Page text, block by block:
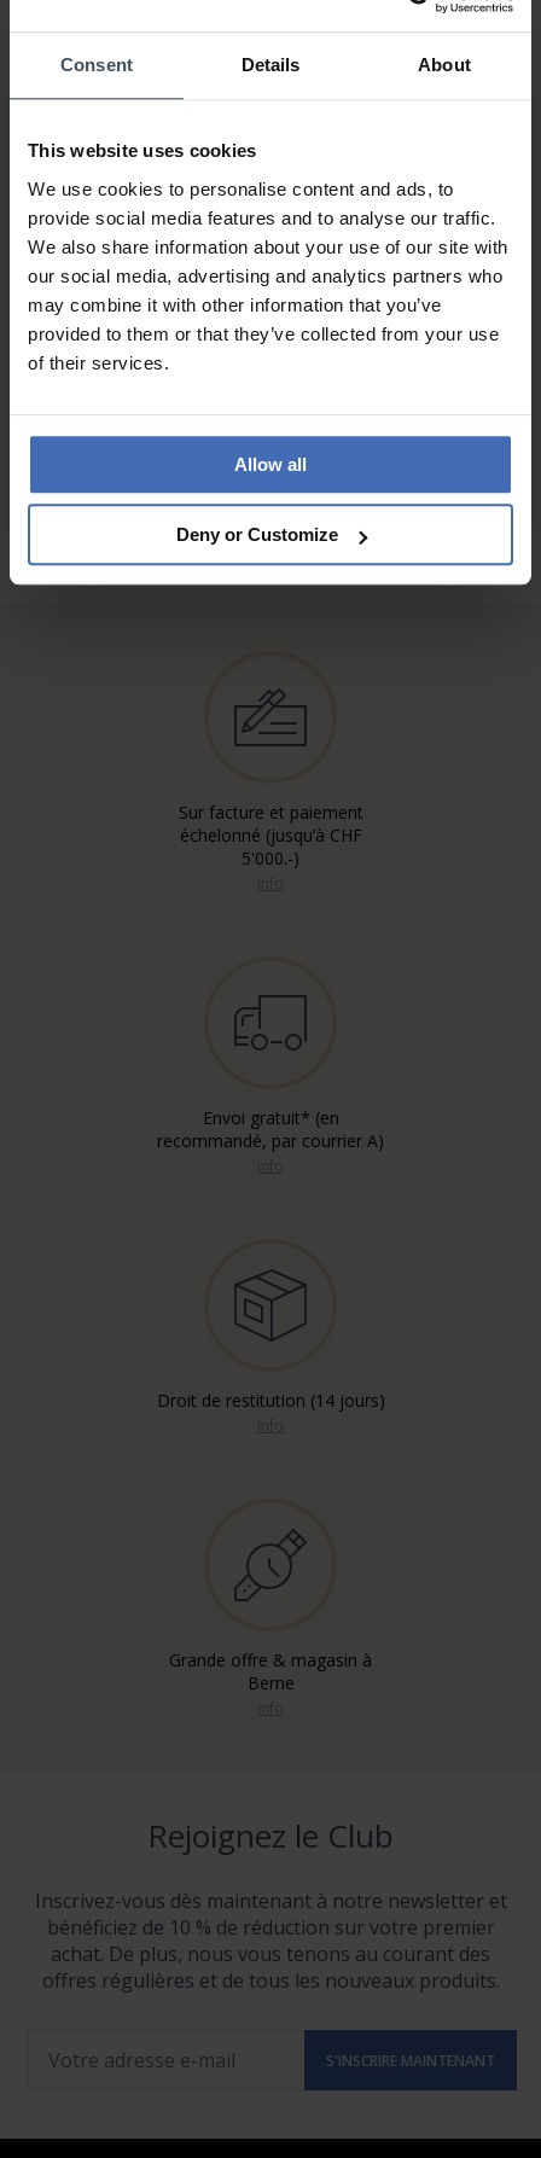
Consent Details About
This website uses cookies
We use cookies to personalise content and ads, to
provide social media features and to analyse our traffic.
We also share information about your use of our site with
our social media, advertising and analytics partners who
may combine it with other information that you’ve
provided to them or that they’ve collected from your use
of their services.
Allow all
Deny or Customize
0%
0%
Super
Avis par Sasa
jeudi, 29 juin 2023
LOOK
VALEUR-PRIX
Tip top
Sur facture et paiement
échelonné (jusqu’à CHF
5'000.-)
Envoi gratuit* (en
recommandé, par courrier A)
Droit de restitution (14 jours)
Grande offre & magasin à
Berne
Rejoignez le Club
Inscrivez-vous dès maintenant à notre newsletter et
bénéficiez de 10 % de réduction sur votre premier
achat. De plus, nous vous tenons au courant des
offres régulières et de tous les nouveaux produits.